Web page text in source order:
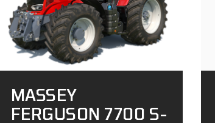
MASSEY
FERGUSON 7700 S-